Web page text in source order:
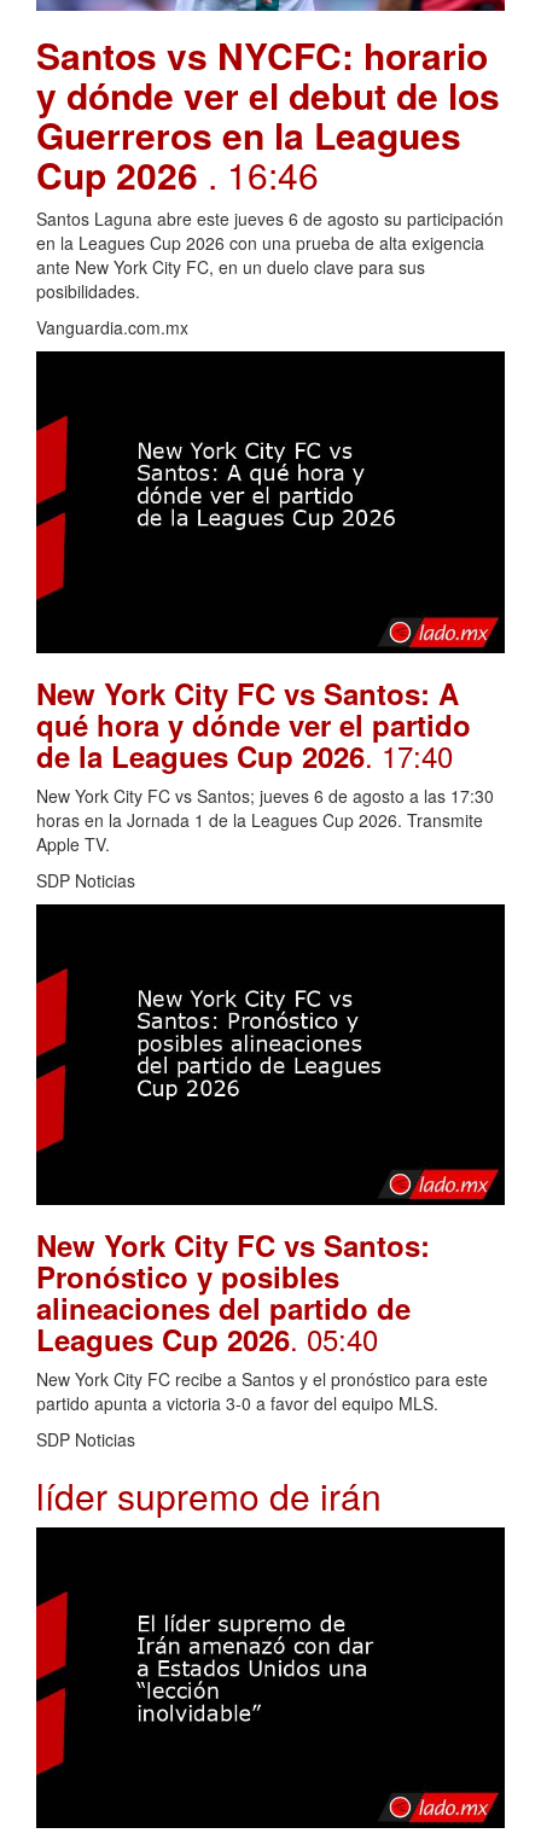
Santos vs NYCFC: horario
y dónde ver el debut de los
Guerreros en la Leagues
Cup 2026 . 16:46
Santos Laguna abre este jueves 6 de agosto su participación
en la Leagues Cup 2026 con una prueba de alta exigencia
ante New York City FC, en un duelo clave para sus
posibilidades.
Vanguardia.com.mx
New York City FC vs Santos: A
qué hora y dónde ver el partido
de la Leagues Cup 2026. 17:40
New York City FC vs Santos; jueves 6 de agosto a las 17:30
horas en la Jornada 1 de la Leagues Cup 2026. Transmite
Apple TV.
SDP Noticias
New York City FC vs Santos:
Pronóstico y posibles
alineaciones del partido de
Leagues Cup 2026. 05:40
New York City FC recibe a Santos y el pronóstico para este
partido apunta a victoria 3-0 a favor del equipo MLS.
SDP Noticias
líder supremo de irán